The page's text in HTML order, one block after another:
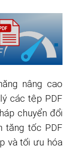
nâng cao
các tệp PDF
chuyển đổi
tăng tốc PDF
và tối ưu hóa